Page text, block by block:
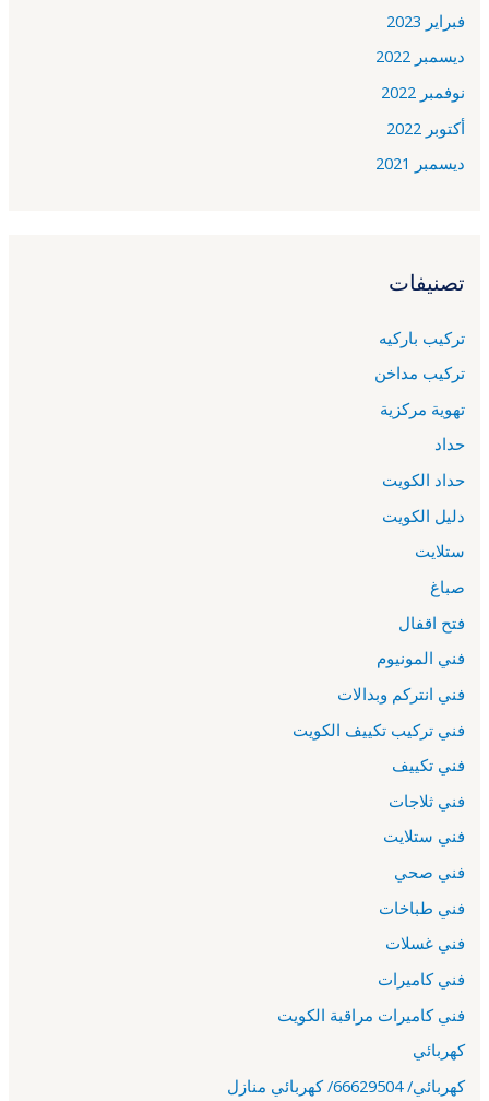
فبراير 2023
ديسمبر 2022
نوفمبر 2022
أكتوبر 2022
ديسمبر 2021
تصنيفات
تركيب باركيه
تركيب مداخن
تهوية مركزية
حداد
حداد الكويت
دليل الكويت
ستلايت
صباغ
فتح اقفال
فني المونيوم
فني انتركم وبدالات
فني تركيب تكييف الكويت
فني تكييف
فني ثلاجات
فني ستلايت
فني صحي
فني طباخات
فني غسلات
فني كاميرات
فني كاميرات مراقبة الكويت
كهربائي
كهربائي/ 66629504/ كهربائي منازل